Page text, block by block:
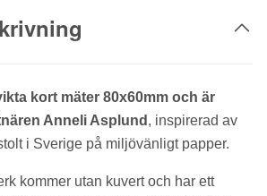
kort mäter 80x60mm och är
Anneli Asplund , inspirerad av
i Sverige på miljövänligt papper.
kommer utan kuvert och har ett